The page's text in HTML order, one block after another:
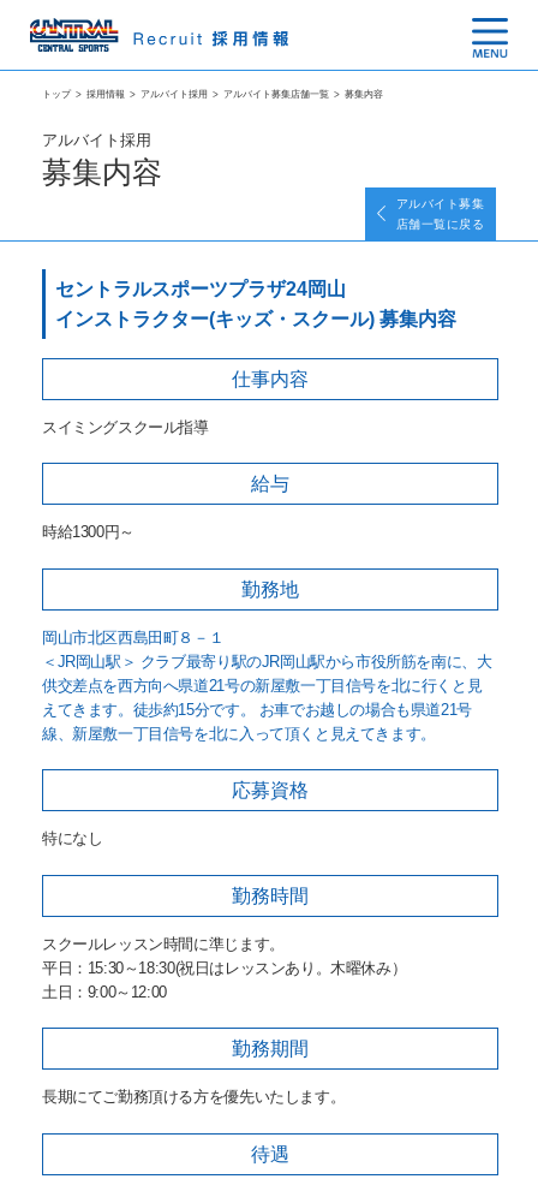
トップ > 採用情報 > アルバイト採用 > アルバイト募集店舗一覧 > 募集内容
アルバイト採用
募集内容
アルバイト募集
店舗一覧に戻る
セントラルスポーツプラザ24岡山
インストラクター(キッズ・スクール) 募集内容
仕事内容
スイミングスクール指導
給与
時給1300円～
勤務地
岡山市北区西島田町８－１
＜JR岡山駅＞ クラブ最寄り駅のJR岡山駅から市役所筋を南に、大
供交差点を西方向へ県道21号の新屋敷一丁目信号を北に行くと見
えてきます。徒歩約15分です。 お車でお越しの場合も県道21号
線、新屋敷一丁目信号を北に入って頂くと見えてきます。
応募資格
特になし
勤務時間
スクールレッスン時間に準じます。
平日：15:30～18:30(祝日はレッスンあり。木曜休み）
土日：9:00～12:00
勤務期間
長期にてご勤務頂ける方を優先いたします。
待遇